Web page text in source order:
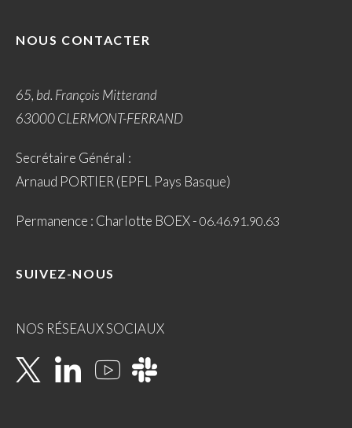
NOUS CONTACTER
65, bd. François Mitterand
63000 CLERMONT-FERRAND
Secrétaire Général :
Arnaud PORTIER (EPFL Pays Basque)
Permanence : Charlotte BOEX -06.46.91.90.63
SUIVEZ-NOUS
NOS RÉSEAUX SOCIAUX